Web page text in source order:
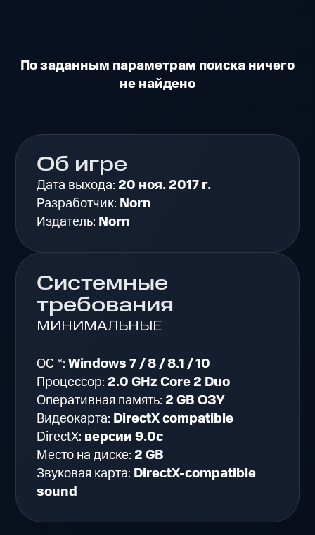
По заданным параметрам поиска ничего
не найдено
Об игре
Дата выхода: 20 ноя. 2017 г.
Разработчик: Norn
Издатель: Norn
Системные
требования
МИНИМАЛЬНЫЕ
ОС *:Windows 7 / 8 / 8.1 / 10
Процессор: 2.0 GHz Core 2 Duo
Оперативная память: 2 GB ОЗУ
Видеокарта: DirectX compatible
DirectX: версии 9.0c
Место на диске: 2 GB
Звуковая карта: DirectX-compatible
sound